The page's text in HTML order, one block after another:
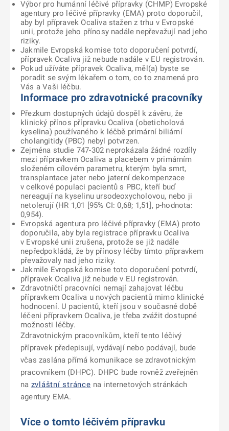
Výbor pro humánní léčivé přípravky (CHMP) Evropské
agentury pro léčivé přípravky (EMA) proto doporučil,
aby byl přípravek Ocaliva stažen z trhu v Evropské
unii, protože jeho přínosy nadále nepřevažují nad jeho
riziky.
Jakmile Evropská komise toto doporučení potvrdí,
přípravek Ocaliva již nebude nadále v EU registrován.
Pokud užíváte přípravek Ocaliva, měl(a) byste se
poradit se svým lékařem o tom, co to znamená pro
Vás a Vaši léčbu.
Informace pro zdravotnické pracovníky
Přezkum dostupných údajů dospěl k závěru, že
klinický přínos přípravku Ocaliva (obeticholová
kyselina) používaného k léčbě primární biliární
cholangitidy (PBC) nebyl potvrzen.
Zejména studie 747-302 neprokázala žádné rozdíly
mezi přípravkem Ocaliva a placebem v primárním
složeném cílovém parametru, kterým byla smrt,
transplantace jater nebo jaterní dekompenzace
v celkové populaci pacientů s PBC, kteří buď
nereagují na kyselinu ursodeoxycholovou, nebo ji
netolerují (HR 1,01 [95% CI: 0,68; 1,51], p-hodnota:
0,954).
Evropská agentura pro léčivé přípravky (EMA) proto
doporučila, aby byla registrace přípravku Ocaliva
v Evropské unii zrušena, protože se již nadále
nepředpokládá, že by přínosy léčby tímto přípravkem
převažovaly nad jeho riziky.
Jakmile Evropská komise toto doporučení potvrdí,
přípravek Ocaliva již nebude v EU registrován.
Zdravotničtí pracovníci nemají zahajovat léčbu
přípravkem Ocaliva u nových pacientů mimo klinické
hodnocení. U pacientů, kteří jsou v současné době
léčeni přípravkem Ocaliva, je třeba zvážit dostupné
možnosti léčby.
Zdravotnickým pracovníkům, kteří tento léčivý
přípravek předepisují, vydávají nebo podávají, bude
včas zaslána přímá komunikace se zdravotnickým
pracovníkem (DHPC). DHPC bude rovněž zveřejněn
na zvláštní stránce na internetových stránkách
agentury EMA.
Více o tomto léčivém přípravku